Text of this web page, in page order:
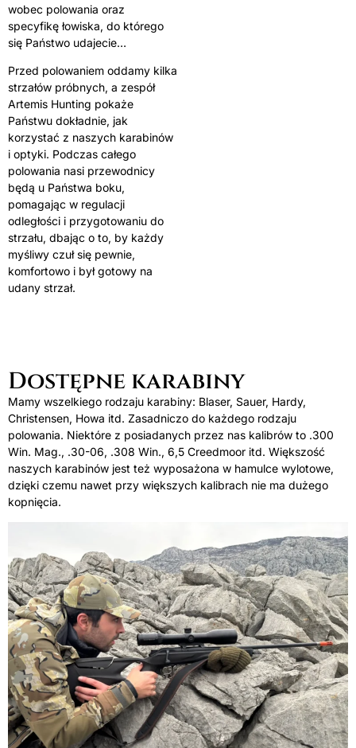
wobec polowania oraz
specyfikę łowiska, do którego
się Państwo udajecie…
Przed polowaniem oddamy kilka
strzałów próbnych, a zespół
Artemis Hunting pokaże
Państwu dokładnie, jak
korzystać z naszych karabinów
i optyki. Podczas całego
polowania nasi przewodnicy
będą u Państwa boku,
pomagając w regulacji
odległości i przygotowaniu do
strzału, dbając o to, by każdy
myśliwy czuł się pewnie,
komfortowo i był gotowy na
udany strzał.
Dostępne karabiny
Mamy wszelkiego rodzaju karabiny: Blaser, Sauer, Hardy,
Christensen, Howa itd. Zasadniczo do każdego rodzaju
polowania. Niektóre z posiadanych przez nas kalibrów to .300
Win. Mag., .30-06, .308 Win., 6,5 Creedmoor itd. Większość
naszych karabinów jest też wyposażona w hamulce wylotowe,
dzięki czemu nawet przy większych kalibrach nie ma dużego
kopnięcia.